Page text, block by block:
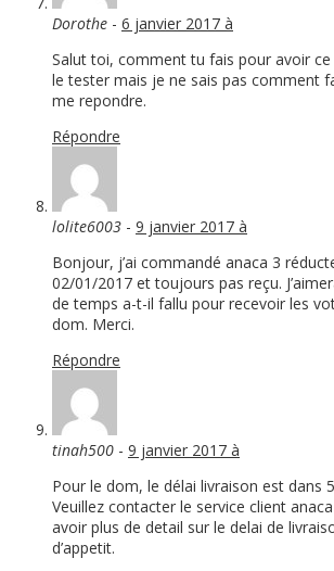
Dorothe - 6 janvier 2017 à
Salut toi, comment tu fais pour avoir ce
le tester mais je ne sais pas comment
me repondre.
Répondre
lolite6003 - 9 janvier 2017 à
Bonjour, j’ai commandé anaca 3
02/01/2017 et toujours pas reçu.
de temps a-t-il fallu pour recevoir les
dom. Merci.
Répondre
tinah500 - 9 janvier 2017 à
Pour le dom, le délai livraison est dans
Veuillez contacter le service client
avoir plus de detail sur le delai de
d’appetit.